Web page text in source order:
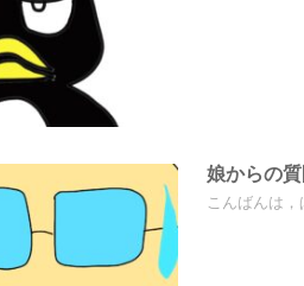
娘からの
こんばんは